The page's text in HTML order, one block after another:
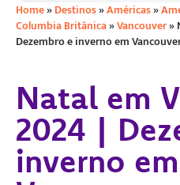
Home»Destinos»Américas»
Columbia Britânica»Vancouver»
Dezembro e inverno em
Natal em
2024 |
inverno em